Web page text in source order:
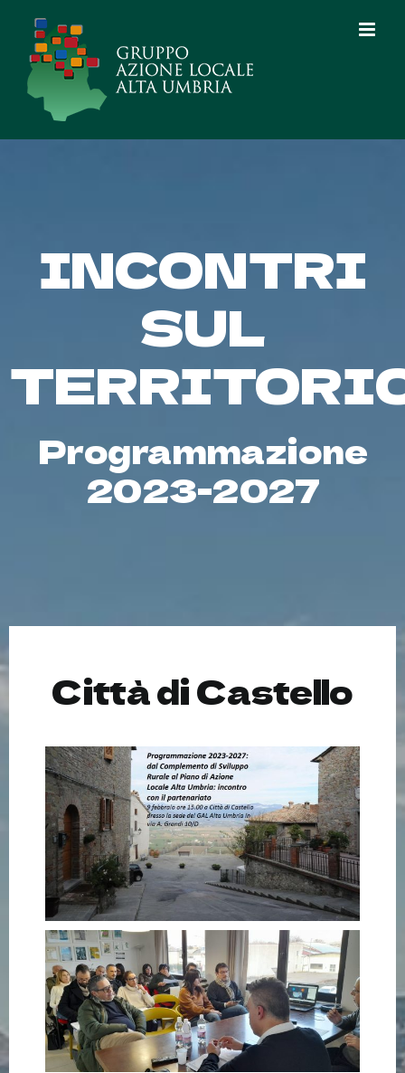
contenuto
INCONTRI
SUL
Programmazione
2023-2027
Città di Castello